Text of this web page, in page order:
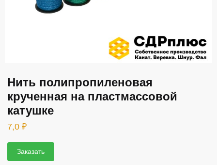
Нить полипропиленовая
крученная на пластмассовой
катушке
7,0 ₽
Заказать